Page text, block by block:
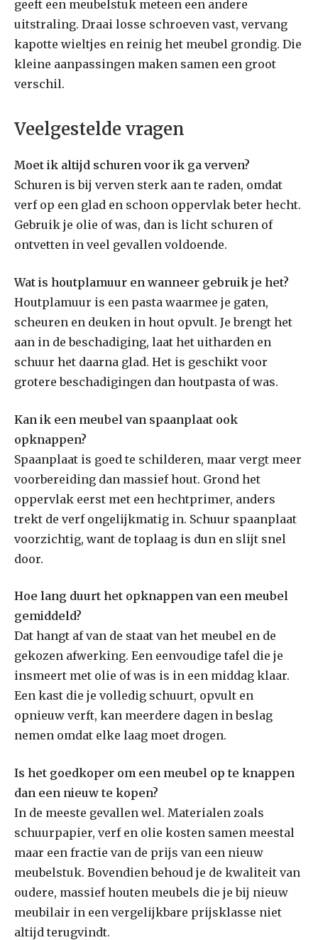
geeft een meubelstuk meteen een andere
uitstraling. Draai losse schroeven vast, vervang
kapotte wieltjes en reinig het meubel grondig. Die
kleine aanpassingen maken samen een groot
verschil.
Veelgestelde vragen
Moet ik altijd schuren voor ik ga verven?
Schuren is bij verven sterk aan te raden, omdat
verf op een glad en schoon oppervlak beter hecht.
Gebruik je olie of was, dan is licht schuren of
ontvetten in veel gevallen voldoende.
Wat is houtplamuur en wanneer gebruik je het?
Houtplamuur is een pasta waarmee je gaten,
scheuren en deuken in hout opvult. Je brengt het
aan in de beschadiging, laat het uitharden en
schuur het daarna glad. Het is geschikt voor
grotere beschadigingen dan houtpasta of was.
Kan ik een meubel van spaanplaat ook
opknappen?
Spaanplaat is goed te schilderen, maar vergt meer
voorbereiding dan massief hout. Grond het
oppervlak eerst met een hechtprimer, anders
trekt de verf ongelijkmatig in. Schuur spaanplaat
voorzichtig, want de toplaag is dun en slijt snel
door.
Hoe lang duurt het opknappen van een meubel
gemiddeld?
Dat hangt af van de staat van het meubel en de
gekozen afwerking. Een eenvoudige tafel die je
insmeert met olie of was is in een middag klaar.
Een kast die je volledig schuurt, opvult en
opnieuw verft, kan meerdere dagen in beslag
nemen omdat elke laag moet drogen.
Is het goedkoper om een meubel op te knappen
dan een nieuw te kopen?
In de meeste gevallen wel. Materialen zoals
schuurpapier, verf en olie kosten samen meestal
maar een fractie van de prijs van een nieuw
meubelstuk. Bovendien behoud je de kwaliteit van
oudere, massief houten meubels die je bij nieuw
meubilair in een vergelijkbare prijsklasse niet
altijd terugvindt.